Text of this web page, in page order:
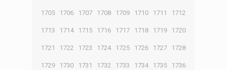
1705 1706 1707 1708 1709 1710 1711 1712
1713 1714 1715 1716 1717 1718 1719 1720
1721 1722 1723 1724 1725 1726 1727 1728
1729 1730 1731 1732 1733 1734 1735 1736